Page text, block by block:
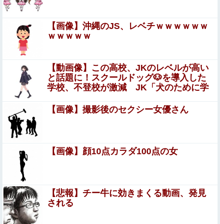
【遊戯王】一番重い”縛り”ってどれ？
【衝撃】ハンターハンター、とんでもねえ伏線が発掘され
る。クルタ族の虐殺犯人がツェリードニヒだった模様！
「ﾀﾋねば保険金出る」と友人を追いつめたモラ旦那＆ウト
メ！洗脳解いて弁護士と完全勝利。離婚届と家電＆裏口へ
の「うっかりアロンアルファ」を残して脱出←悔し泣きし
ながらやることがエグくて草
ンツを描く。これもう芸術だろ
井上清華アナ 透けニットで胸くっきり！！
パパ活不倫を暴露された大物芸人さん(63)、晒されたLINE
が面白すぎるｗｗｗｗｗｗｗｗｗ(画像ｱﾘ)
【悲報】財務省のエース、左遷へ。官邸幹部「政権に協力
的でなかったから」他
【動画】仙台育英の野球部女子マネ、あざといウィンクで
【画像】沖縄のJS、レベチｗｗｗｗｗｗ
ｗｗｗｗｗ
【動画像】この高校、JKのレベルが高い
と話題に！スクールドッグ🐶を導入した
学校、不登校が激減 JK「犬のために学
【画像】撮影後のセクシー女優さん
【画像】顔10点カラダ100点の女
【悲報】チー牛に効きまくる動画、発見
される